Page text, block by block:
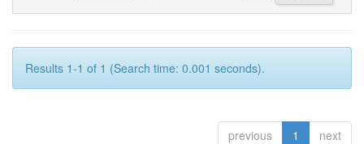
Results 1-1 of 1 (Search time: 0.001 seconds).
previous 1 next